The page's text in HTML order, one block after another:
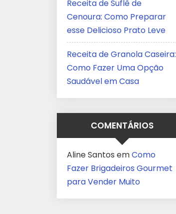
Receita de Suflê de
Cenoura: Como Preparar
esse Delicioso Prato Leve
Receita de Granola Caseira:
Como Fazer Uma Opção
Saudável em Casa
COMENTÁRIOS
Aline Santos emComo
Fazer Brigadeiros Gourmet
para Vender Muito